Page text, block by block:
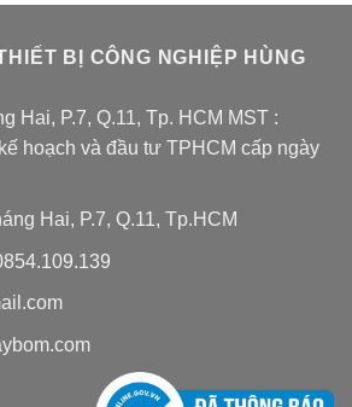
BỊ CÔNG NGHIỆP HÙNG
Hai, P.7, Q.11, Tp. HCM MST :
hoạch và đầu tư TPHCM cấp ngày
Hai, P.7, Q.11, Tp.HCM